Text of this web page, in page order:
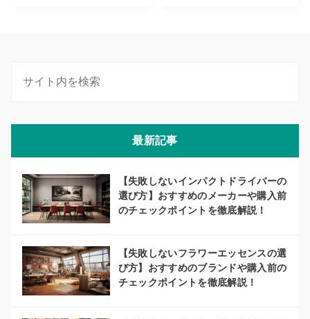
最新記事
【失敗しないインパクトドライバーの
選び方】おすすめのメーカーや購入前
のチェックポイントを徹底解説！
【失敗しないフラワーエッセンスの選
び方】おすすめのブランドや購入前の
チェックポイントを徹底解説！